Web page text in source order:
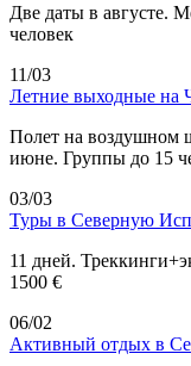
Две даты в августе.
человек
11/03
Летние выходные на
Полет на воздушном
июне. Группы до 15
03/03
Туры в Северную
11 дней.
1500 €
06/02
Активный отдых в